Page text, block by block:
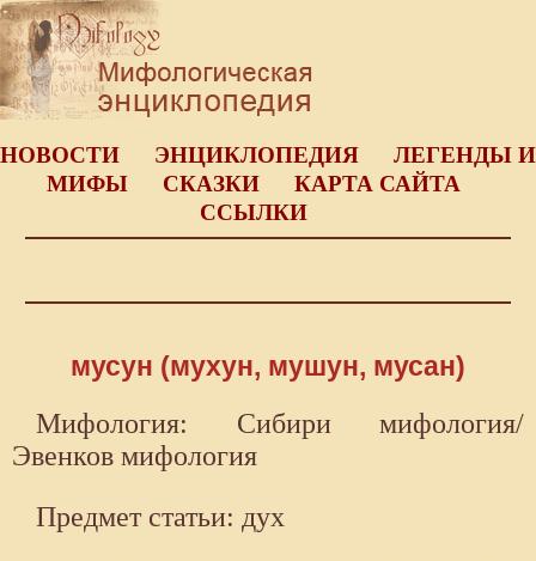
НОВОСТИ ЭНЦИКЛОПЕДИЯ
ЛЕГЕНДЫ И
МИФЫ
СКАЗКИ
КАРТА САЙТА
ССЫЛКИ
мусун (мухун, мушун, мусан)
Мифология: Сибири мифология/
Эвенков мифология
Предмет статьи: дух